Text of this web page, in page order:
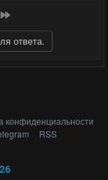
ответа.
конфиденциальности
RSS